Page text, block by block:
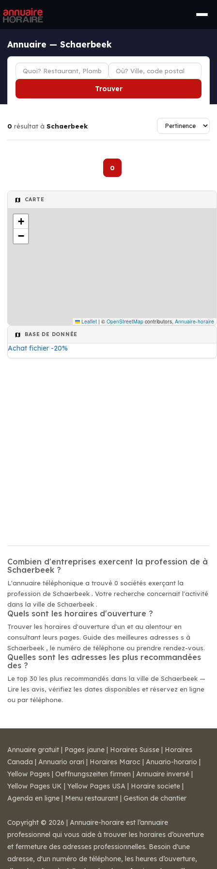
Annuaire — Schaerbeek
Trouver
0 résultat à Schaerbeek
0
CARTE
+
−
Leaflet | © OpenStreetMap contributors, Annuaire-horaire
BASE DE DONNÉE
Achat fichier -20%
Combien d'entreprises exercent la profession de à
Schaerbeek ?
L'annuaire téléphonique a trouvé 0 sociétés exerçant la
profession de Schaerbeek . Votre recherche concernait l'activité
dans la ville de Schaerbeek .
Quels sont les horaires d'ouverture ?
Trouver les horaires d'ouverture d'un et au alentour en
consultant leurs pages. Guide des meilleures adresses s à
Schaerbeek , le numéro de téléphone ou prendre rendez-vous.
Quelles sont les adresses les plus recommandées
des ?
Le top 30 les plus recommandés dans la ville de Schaerbeek —
Lire les avis, vérifiez les dates disponibles et réservez en ligne
ou par téléphone.
Annuaire gratuit | Pages jaune | Horaires Suisse | Horaires
Canada | Annuario orari | Horaires Maroc | Anuario-horario |
Yellow Pages | Oeffnungszeiten firmen | Annuaire inversé |
Yellow Pages UK | Yellow Pages USA | Horaire societe |
Agenda en ligne | Menu restaurant | Gestion de chantier
Copyright © 2026 | Annuaire-horaire est l’annuaire
professionnel qui vous aide à trouver les horaires d’ouverture
et fermeture des adresses professionnelles. Besoin d'une
adresse, d'un numéro de téléphone, les heures d’ouverture,